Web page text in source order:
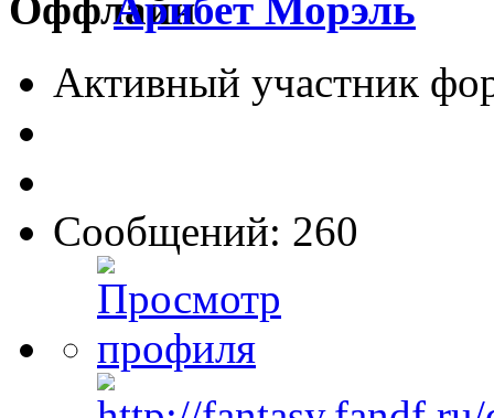
Активный участник
Сообщений: 260